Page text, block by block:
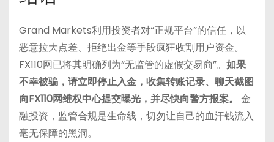
Grand Markets利用投资者对“正规平台”的信任，以
恶意拉大点差、拒绝出金等手段疯狂收割用户资金。
FX110网已将其明确列为“无监管的虚假交易商”。 如果
不幸被骗，请立即停止入金，收集转账记录、聊天截图
向FX110网维权中心提交曝光，并尽快向警方报案。
金
融投资，监管合规是生命线，切勿让自己的血汗钱流入
毫无保障的黑洞。